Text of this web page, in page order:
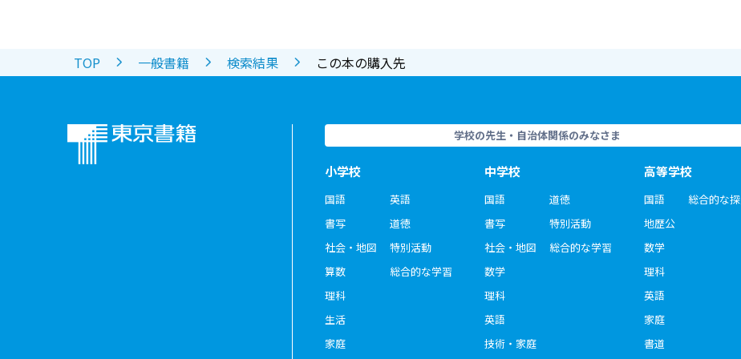
TOP 一般書籍 検索結果 この本の購入先
学校の先生・自治体関係のみなさま
小学校
国語
書写
社会・地図
算数
理科
生活
家庭
英語
道徳
特別活動
総合的な学習
中学校
国語
書写
社会・地図
数学
理科
英語
技術・家庭
道徳
特別活動
総合的な学習
高等学校
国語
地歴公
数学
理科
英語
家庭
書道
総合的な